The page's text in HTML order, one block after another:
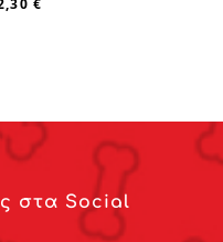
€
στα Social